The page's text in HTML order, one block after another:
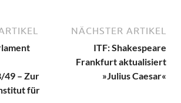
49 – Zur
für
NÄCHSTER ARTIKEL
ITF: Shakespeare
Frankfurt aktualisiert
»Julius Caesar«